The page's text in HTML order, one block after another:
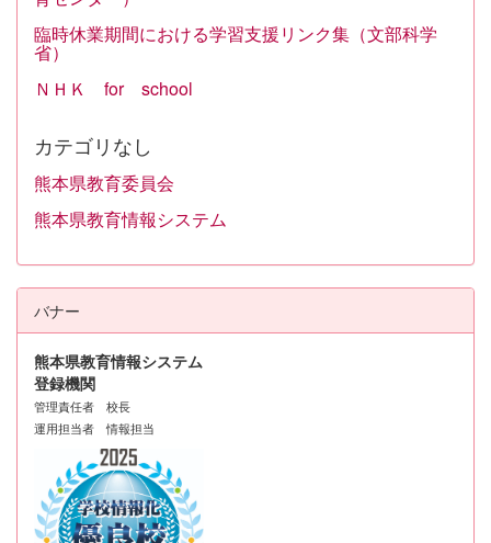
臨時休業期間における学習支援リンク集（文部科学
省）
ＮＨＫ for school
カテゴリなし
熊本県教育委員会
熊本県教育情報システム
バナー
熊本県教育情報システム
登録機関
管理責任者 校長
運用担当者 情報担当